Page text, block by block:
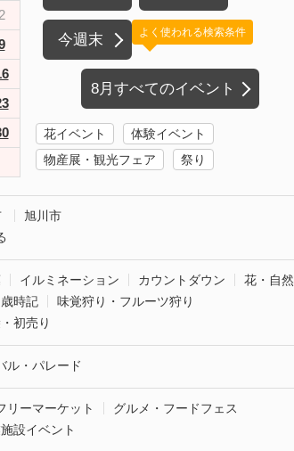
今週末
8月すべてのイベント
よく使われる検索条件
花イベント
体験イベント
物産展・観光フェア
祭り
旭川市
イルミネーション カウントダウン
花・自然
時記
味覚狩り・フルーツ狩り
初売り
ル・パレード
リーマーケット
グルメ・フードフェス
設イベント